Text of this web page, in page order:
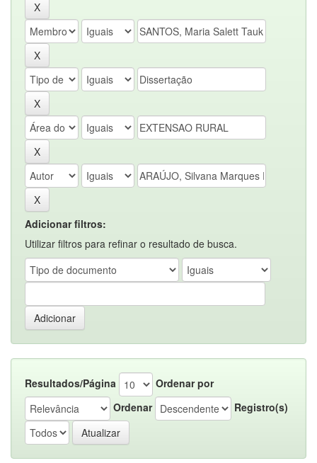
Adicionar filtros:
Utilizar filtros para refinar o resultado de busca.
Resultados/Página
Ordenar por
Ordenar
Registro(s)